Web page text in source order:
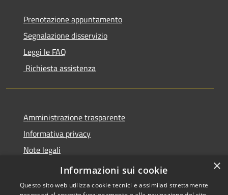
Prenotazione appuntamento
Segnalazione disservizio
Leggi le FAQ
Richiesta assistenza
Amministrazione trasparente
Informativa privacy
Note legali
Dichiarazione di accessibilità
×
Informazioni sui cookie
Questo sito web utilizza cookie tecnici e assimilati strettamente